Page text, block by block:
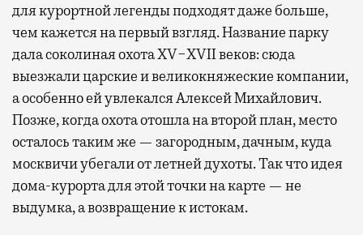
для курортной легенды подходят даже больше,
чем кажется на первый взгляд. Название парку
дала соколиная охота XV−XVII веков: сюда
выезжали царские и великокняжеские компании,
а особенно ей увлекался Алексей Михайлович.
Позже, когда охота отошла на второй план, место
осталось таким же — загородным, дачным, куда
москвичи убегали от летней духоты. Так что идея
дома-курорта для этой точки на карте — не
выдумка, а возвращение к истокам.